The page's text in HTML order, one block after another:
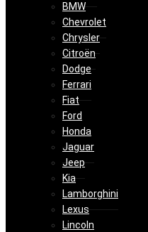
BMW
Chevrolet
Chrysler
Citroën
Dodge
Ferrari
Fiat
Ford
Honda
Jaguar
Jeep
Kia
Lamborghini
Lexus
Lincoln